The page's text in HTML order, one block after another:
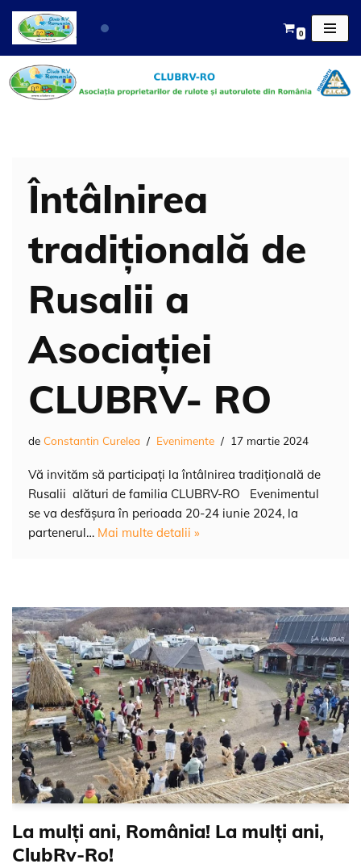
Sari
conținut
0
Întâlnirea
tradițională de
Rusalii a
Asociației
CLUBRV- RO
de Constantin Curelea Evenimente 17 martie 2024
Vă invităm să participați la întâlnirea tradițională de
Rusalii alături de familia CLUBRV-RO Evenimentul
se va desfășura în perioada 20-24 iunie 2024, la
partenerul… Mai multe detalii »
La mulţi ani, România! La mulţi ani,
ClubRv-Ro!